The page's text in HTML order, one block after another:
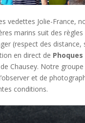
vedettes Jolie-France,
marins suit des
(respect des distance,
en direct de
de Chausey. Notre
et de
conditions.